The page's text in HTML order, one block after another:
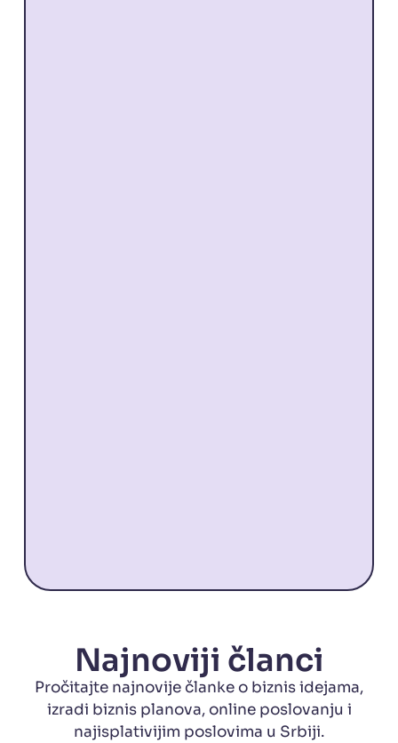
Najnoviji članci
Pročitajte najnovije članke o biznis idejama,
izradi biznis planova, online poslovanju i
najisplativijim poslovima u Srbiji.